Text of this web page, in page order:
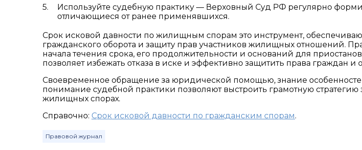
Используйте судебную практику — Верховный Суд РФ регулярно
отличающиеся от ранее применявшихся.
Срок исковой давности по жилищным спорам это инструмент,
гражданского оборота и защиту прав участников жилищных отношений.
начала течения срока, его продолжительности и оснований для
позволяет избежать отказа в иске и эффективно защитить права граждан и
Своевременное обращение за юридической помощью, знание
понимание судебной практики позволяют выстроить грамотную стратегию
жилищных спорах.
Справочно: Срок исковой давности по гражданским спорам.
Правовой журнал